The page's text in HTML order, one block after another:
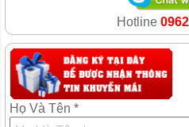
Hotline
Họ Và Tên *